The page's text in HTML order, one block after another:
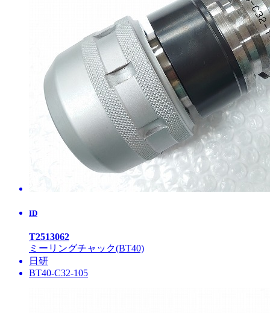
ID
T2513062
ミーリングチャック(BT40)
日研
BT40-C32-105